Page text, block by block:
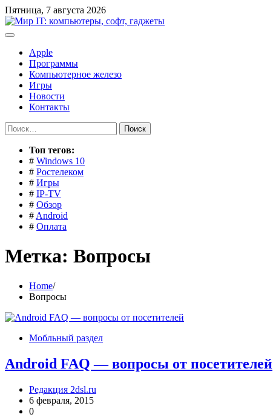
Перейти
к
содержимому
Пятница, 7 августа 2026
Apple
Программы
Компьютерное железо
Игры
Новости
Контакты
Найти:
Toп тегов:
# Windows 10
# Ростелеком
# Игры
# IP-TV
# Обзор
# Android
# Оплата
Метка: Вопросы
Home
Вопросы
Мобльный раздел
Android FAQ — вопросы от посетителей
Редакция 2dsl.ru
6 февраля, 2015
0